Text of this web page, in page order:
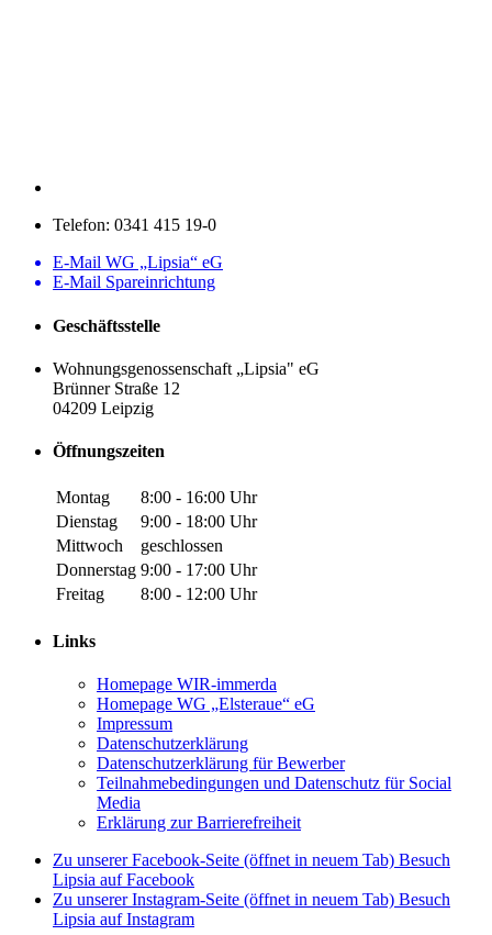
Telefon: 0341 415 19-0
E-Mail WG „Lipsia“ eG
E-Mail Spareinrichtung
Geschäftsstelle
Wohnungsgenossenschaft „Lipsia" eG
Brünner Straße 12
04209 Leipzig
Öffnungszeiten
Montag
8:00 - 16:00 Uhr
Dienstag
9:00 - 18:00 Uhr
Mittwoch
geschlossen
Donnerstag 9:00 - 17:00 Uhr
Freitag
8:00 - 12:00 Uhr
Links
Homepage WIR-immerda
Homepage WG „Elsteraue“ eG
Impressum
Datenschutzerklärung
Datenschutzerklärung für Bewerber
Teilnahmebedingungen und Datenschutz für Social
Media
Erklärung zur Barrierefreiheit
Zu unserer Facebook-Seite (öffnet in neuem Tab) Besuch
Lipsia auf Facebook
Zu unserer Instagram-Seite (öffnet in neuem Tab) Besuch
Lipsia auf Instagram